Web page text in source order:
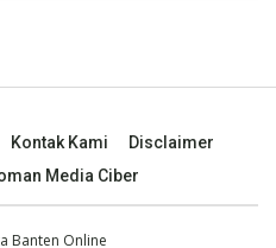
Kontak Kami
Disclaimer
Media Ciber
Banten Online